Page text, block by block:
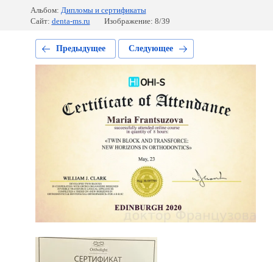
Альбом: Дипломы и сертификаты
Сайт: denta-ms.ru Изображение: 8/39
Предыдущее Следующее